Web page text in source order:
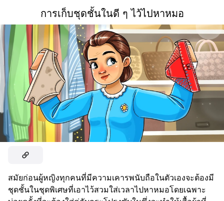
การเก็บชุดชั้นในดี ๆ ไว้ไปหาหมอ
สมัยก่อนผู้หญิงทุกคนที่มีความเคารพนับถือในตัวเองจะต้องมี
ชุดชั้นในชุดพิเศษที่เอาไว้สวมใส่เวลาไปหาหมอโดยเฉพาะ